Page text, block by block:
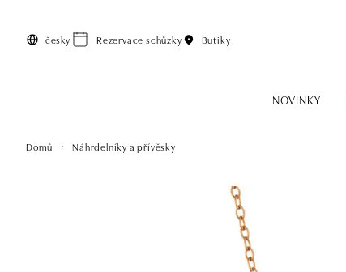
česky Rezervace schůzky Butiky
NOVINKY
Domů Náhrdelníky a přívěsky